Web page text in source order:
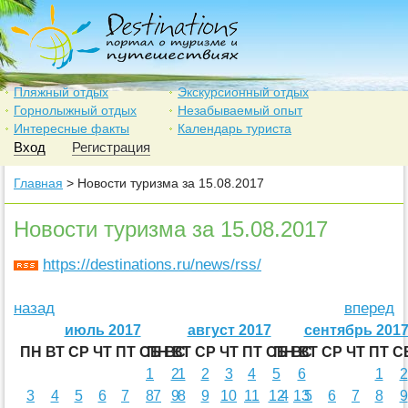
Пляжный отдых
Экскурсионный отдых
Горнолыжный отдых
Незабываемый опыт
Интересные факты
Календарь туриста
Вход Регистрация
Главная > Новости туризма за 15.08.2017
Новости туризма за 15.08.2017
https://destinations.ru/news/rss/
назад вперед
июль 2017
ПН ВТ СР ЧТ ПТ СБ ВС
1
2
3
4 5 6 7 8
9
август 2017
ПН ВТ СР ЧТ ПТ СБ ВС
1
2 3 4 5
6
7
8 9 10 11 12
13
сентябрь 2017
ПН ВТ СР ЧТ ПТ
1
2
4
5 6 7 8
9